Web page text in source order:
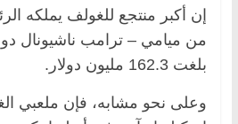
إن أكبر منتجع للغولف يملكه
من ميامي – ترامب ناشيونال
بلغت 162.3 مليون دولار.
وعلى نحو مشابه، فإن ملعبي